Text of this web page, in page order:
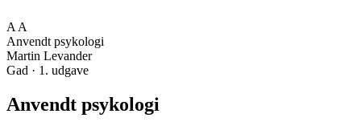
A A
Anvendt psykologi
Martin Levander
Gad · 1. udgave
Anvendt psykologi